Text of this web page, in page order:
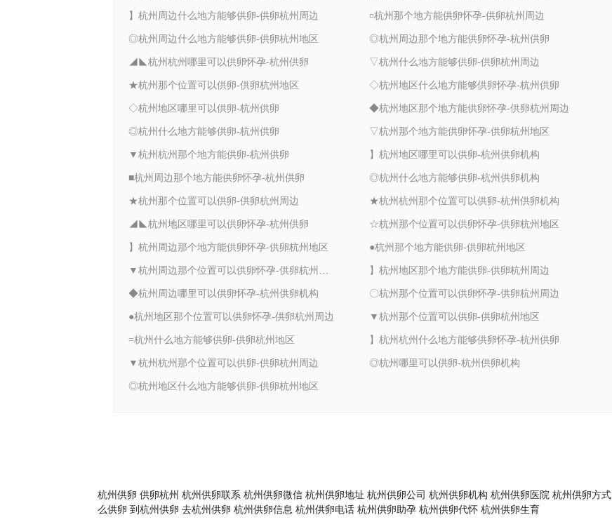
】杭州周边什么地方能够供卵-供卵杭州周边 ¤杭州那个地方能供卵怀孕-供卵杭州周边
◎杭州周边什么地方能够供卵-供卵杭州地区 ◎杭州周边那个地方能供卵怀孕-杭州供卵
◢◣杭州杭州哪里可以供卵怀孕-杭州供卵 ▽杭州什么地方能够供卵-供卵杭州周边
★杭州那个位置可以供卵-供卵杭州地区 ◇杭州地区什么地方能够供卵怀孕-杭州供卵
◇杭州地区哪里可以供卵-杭州供卵 ◆杭州地区那个地方能供卵怀孕-供卵杭州周边
◎杭州什么地方能够供卵-杭州供卵 ▽杭州那个地方能供卵怀孕-供卵杭州地区
▼杭州杭州那个地方能供卵-杭州供卵 】杭州地区哪里可以供卵-杭州供卵机构
■杭州周边那个地方能供卵怀孕-杭州供卵 ◎杭州什么地方能够供卵-杭州供卵机构
★杭州那个位置可以供卵-供卵杭州周边 ★杭州杭州那个位置可以供卵-杭州供卵机构
◢◣杭州地区哪里可以供卵怀孕-杭州供卵 ☆杭州那个位置可以供卵怀孕-供卵杭州地区
】杭州周边那个地方能供卵怀孕-供卵杭州地区 ●杭州那个地方能供卵-供卵杭州地区
▼杭州周边那个位置可以供卵怀孕-供卵杭州周边 】杭州地区那个地方能供卵-供卵杭州周边
◆杭州周边哪里可以供卵怀孕-杭州供卵机构 〇杭州那个位置可以供卵怀孕-供卵杭州周边
●杭州地区那个位置可以供卵怀孕-供卵杭州周边 ▼杭州那个位置可以供卵-供卵杭州地区
=杭州什么地方能够供卵-供卵杭州地区 】杭州杭州什么地方能够供卵怀孕-杭州供卵
▼杭州杭州那个位置可以供卵-供卵杭州周边 ◎杭州哪里可以供卵-杭州供卵机构
◎杭州地区什么地方能够供卵-供卵杭州地区
杭州供卵 供卵杭州 杭州供卵联系 杭州供卵微信 杭州供卵地址 杭州供卵公司 杭州供卵机构 杭州供卵医院 杭州供卵方式
么供卵 到杭州供卵 去杭州供卵 杭州供卵信息 杭州供卵电话 杭州供卵助孕 杭州供卵代怀 杭州供卵生育